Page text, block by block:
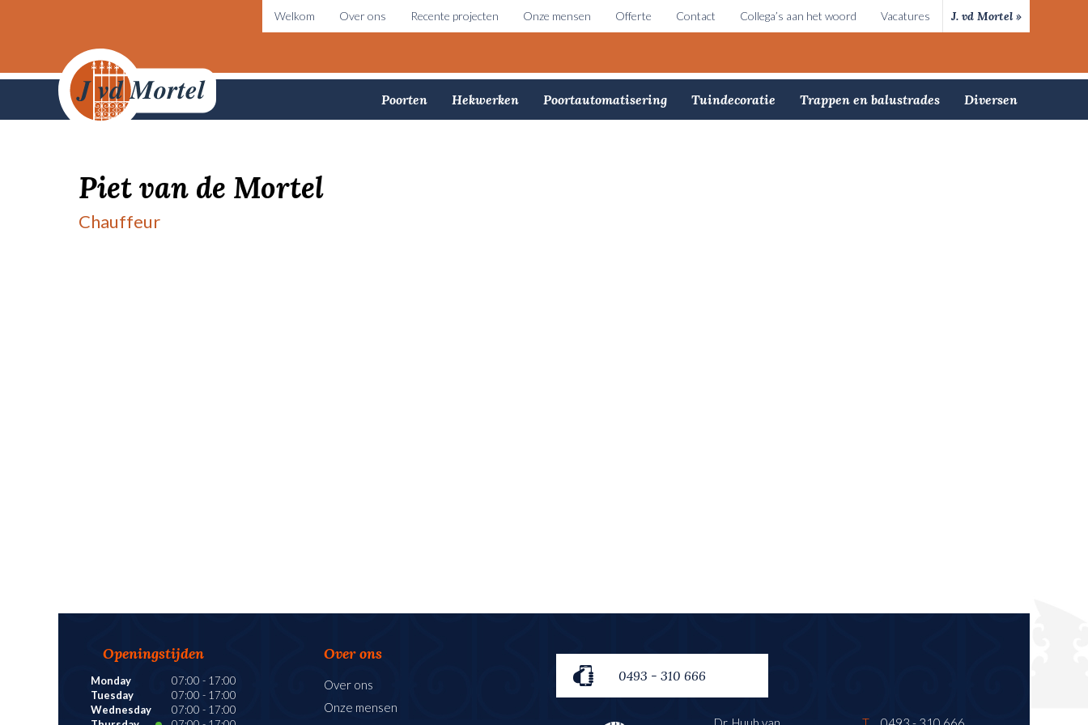
J. vd Mortel »
Welkom Over ons Recente projecten Onze mensen Offerte Contact Collega’s aan het woord Vacatures
Poorten Hekwerken Poortautomatisering Tuindecoratie Trappen en balustrades Diversen
Piet van de Mortel
Chauffeur
Openingstijden
Monday 07:00 - 17:00
Tuesday
07:00 - 17:00
Wednesday
07:00 - 17:00
Over ons
Over ons
Onze mensen
0493 - 310 666